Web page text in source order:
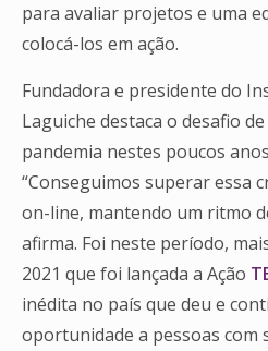
para avaliar projetos e uma
colocá-los em ação.
Fundadora e presidente do
Laguiche destaca o desafio
pandemia nestes poucos
“Conseguimos superar essa
on-line, mantendo um ritmo
afirma. Foi neste período,
2021 que foi lançada a Ação
inédita no país que deu e
oportunidade a pessoas com